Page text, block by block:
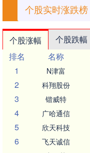
个股实时涨跌榜
个股涨幅 个股跌幅
排名
名称
1
N津富
2 科翔股份
3 锴威特
4 广哈通信
5 欣天科技
6 飞天诚信